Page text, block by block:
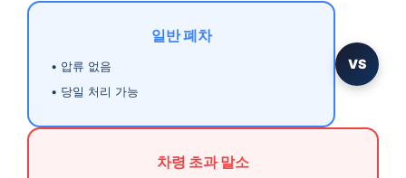
일반 폐차
• 압류 없음
• 당일 처리 가능
VS
차령 초과 말소